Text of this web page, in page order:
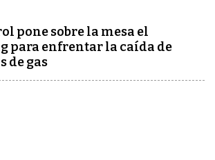
pone sobre la mesa el
para enfrentar la caída de
de gas